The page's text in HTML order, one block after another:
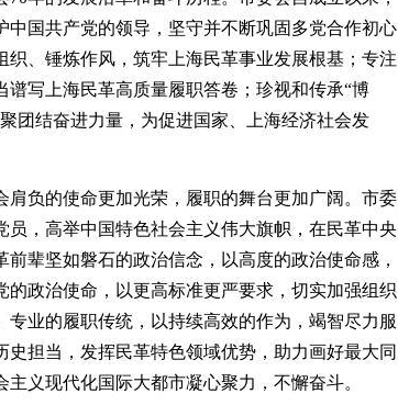
国共产党的领导，坚守并不断巩固多党合作初心
、锤炼作风，筑牢上海民革事业发展根基；专注
写上海民革高质量履职答卷；珍视和传承“博
团结奋进力量，为促进国家、上海经济社会发
负的使命更加光荣，履职的舞台更加广阔。市委
，高举中国特色社会主义伟大旗帜，在民革中央
辈坚如磐石的政治信念，以高度的政治使命感，
政治使命，以更高标准更严要求，切实加强组织
业的履职传统，以持续高效的作为，竭智尽力服
担当，发挥民革特色领域优势，助力画好最大同
义现代化国际大都市凝心聚力，不懈奋斗。